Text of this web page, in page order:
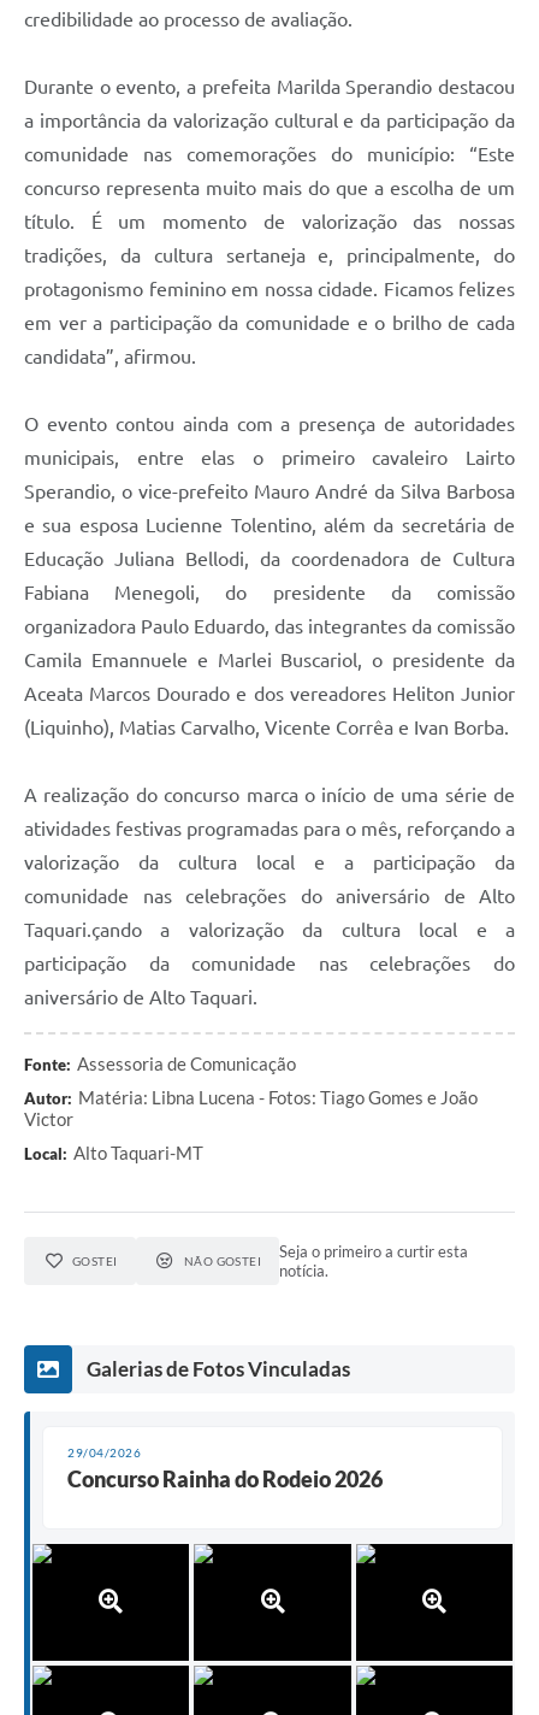
credibilidade ao processo de avaliação.
Durante o evento, a prefeita Marilda Sperandio destacou
a importância da valorização cultural e da participação da
comunidade nas comemorações do município: “Este
concurso representa muito mais do que a escolha de um
título. É um momento de valorização das nossas
tradições, da cultura sertaneja e, principalmente, do
protagonismo feminino em nossa cidade. Ficamos felizes
em ver a participação da comunidade e o brilho de cada
candidata”, afirmou.
O evento contou ainda com a presença de autoridades
municipais, entre elas o primeiro cavaleiro Lairto
Sperandio, o vice-prefeito Mauro André da Silva Barbosa
e sua esposa Lucienne Tolentino, além da secretária de
Educação Juliana Bellodi, da coordenadora de Cultura
Fabiana Menegoli, do presidente da comissão
organizadora Paulo Eduardo, das integrantes da comissão
Camila Emannuele e Marlei Buscariol, o presidente da
Aceata Marcos Dourado e dos vereadores Heliton Junior
(Liquinho), Matias Carvalho, Vicente Corrêa e Ivan Borba.
A realização do concurso marca o início de uma série de
atividades festivas programadas para o mês, reforçando a
valorização da cultura local e a participação da
comunidade nas celebrações do aniversário de Alto
Taquari.çando a valorização da cultura local e a
participação da comunidade nas celebrações do
aniversário de Alto Taquari.
Fonte: Assessoria de Comunicação
Autor: Matéria: Libna Lucena - Fotos: Tiago Gomes e João
Victor
Local: Alto Taquari-MT
GOSTEI NÃO GOSTEI
Seja o primeiro a curtir esta
notícia.
Galerias de Fotos Vinculadas
29/04/2026
Concurso Rainha do Rodeio 2026